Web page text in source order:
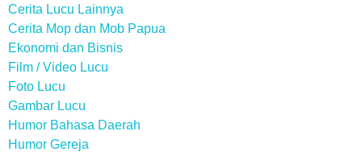
Cerita Lucu Lainnya
Cerita Mop dan Mob Papua
Ekonomi dan Bisnis
Film / Video Lucu
Foto Lucu
Gambar Lucu
Humor Bahasa Daerah
Humor Gereja